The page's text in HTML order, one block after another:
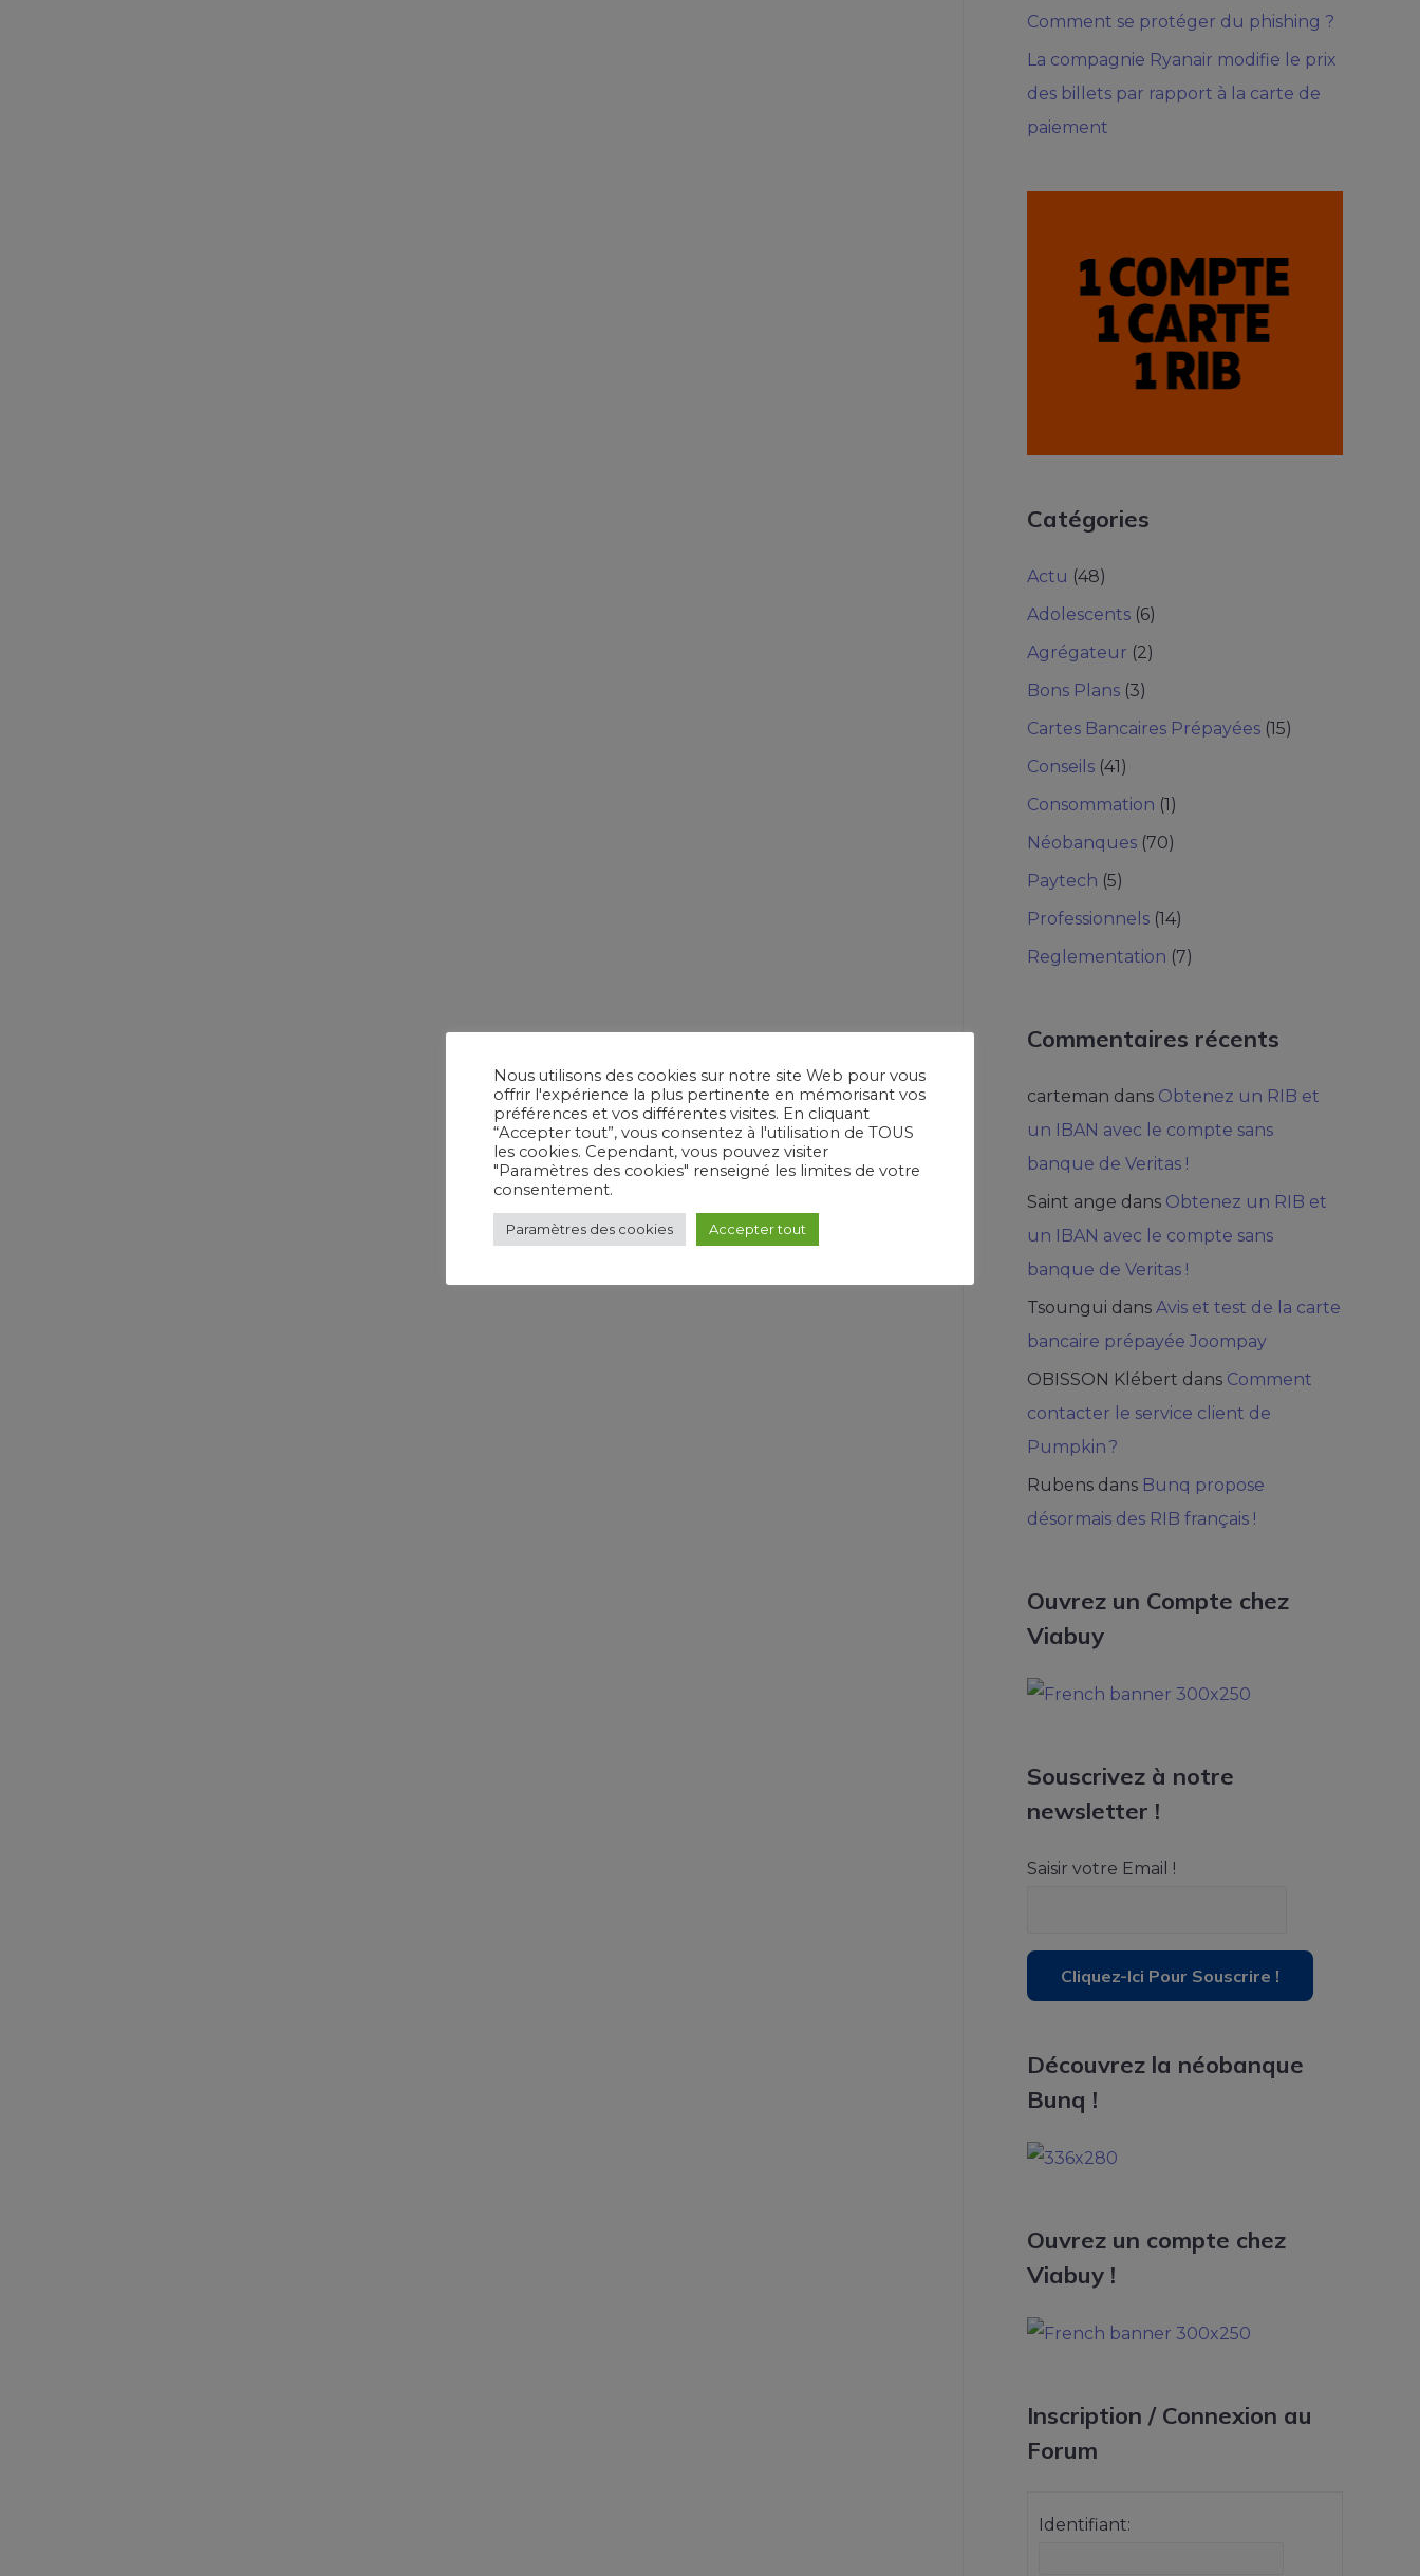
Comment se protéger du phishing ?
La compagnie Ryanair modifie le prix
des billets par rapport à la carte de
paiement
Catégories
Actu (48)
Adolescents (6)
Agrégateur (2)
Bons Plans (3)
Cartes Bancaires Prépayées (15)
Conseils (41)
Consommation (1)
Néobanques (70)
Paytech (5)
Professionnels (14)
Reglementation (7)
Commentaires récents
carteman dans Obtenez un RIB et
un IBAN avec le compte sans
banque de Veritas !
Saint ange dans Obtenez un RIB et
un IBAN avec le compte sans
banque de Veritas !
Tsoungui dans Avis et test de la carte
bancaire prépayée Joompay
OBISSON Klébert dans Comment
contacter le service client de
Pumpkin ?
Rubens dans Bunq propose
désormais des RIB français !
Ouvrez un Compte chez
Viabuy
Souscrivez à notre
newsletter !
Saisir votre Email !
Découvrez la néobanque
Bunq !
Ouvrez un compte chez
Viabuy !
Inscription / Connexion au
Forum
Identifiant:
Nous utilisons des cookies sur notre site Web pour vous
offrir l'expérience la plus pertinente en mémorisant vos
préférences et vos différentes visites. En cliquant
“Accepter tout”, vous consentez à l'utilisation de TOUS
les cookies. Cependant, vous pouvez visiter
"Paramètres des cookies" renseigné les limites de votre
consentement.
Paramètres des cookies Accepter tout